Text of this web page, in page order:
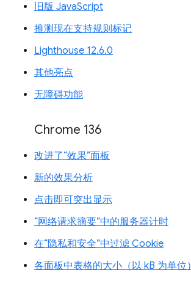
旧版 JavaScript
推测现在支持规则标记
Lighthouse 12.6.0
其他亮点
无障碍功能
Chrome 136
改进了“效果”面板
新的效果分析
点击即可突出显示
“网络请求摘要”中的服务器计时
在“隐私和安全”中过滤 Cookie
各面板中表格的大小（以 kB 为单位）